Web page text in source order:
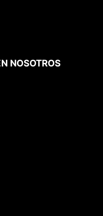
NOSOTROS